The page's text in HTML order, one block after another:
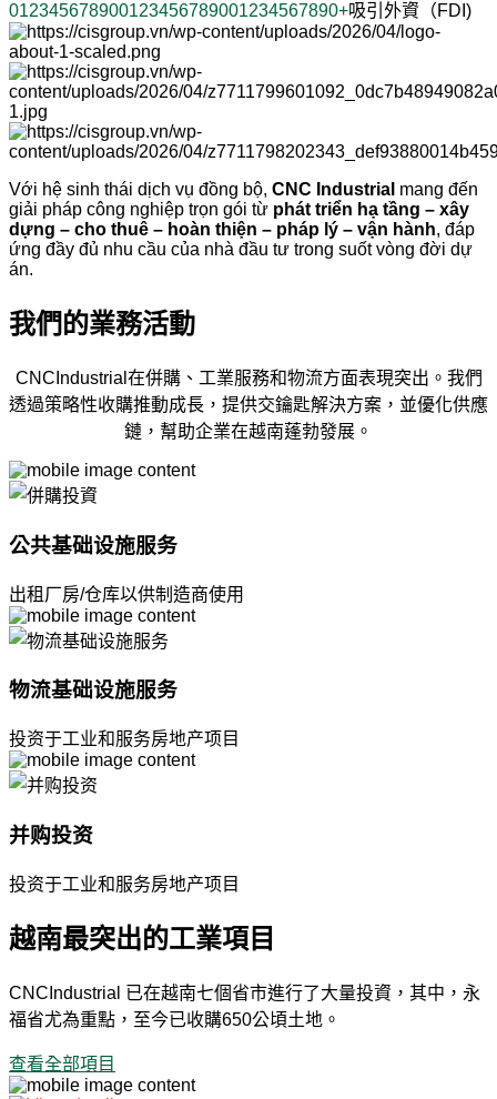
012345678900123456789001234567890+吸引外資（FDI)
Với hệ sinh thái dịch vụ đồng bộ, CNC Industrial mang đến
giải pháp công nghiệp trọn gói từ phát triển hạ tầng – xây
dựng – cho thuê – hoàn thiện – pháp lý – vận hành, đáp
ứng đầy đủ nhu cầu của nhà đầu tư trong suốt vòng đời dự
án.
我們的業務活動
CNCIndustrial在併購、工業服務和物流方面表現突出。我們
透過策略性收購推動成長，提供交鑰匙解決方案，並優化供應
鏈，幫助企業在越南蓬勃發展。
公共基础设施服务
出租厂房/仓库以供制造商使用
物流基础设施服务
投资于工业和服务房地产项目
并购投资
投资于工业和服务房地产项目
越南最突出的工業項目
CNCIndustrial 已在越南七個省市進行了大量投資，其中，永
福省尤為重點，至今已收購650公頃土地。
查看全部項目